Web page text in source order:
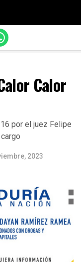
Calor
por el juez Felipe
2023